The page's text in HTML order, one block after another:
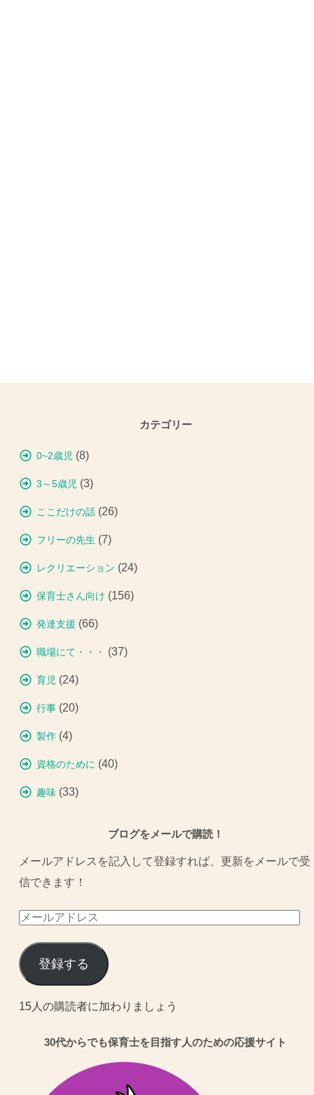
カテゴリー
0~2歳児 (8)
3～5歳児 (3)
ここだけの話 (26)
フリーの先生 (7)
レクリエーション (24)
保育士さん向け (156)
発達支援 (66)
職場にて・・・ (37)
育児 (24)
行事 (20)
製作 (4)
資格のために (40)
趣味 (33)
ブログをメールで購読！
メールアドレスを記入して登録すれば、更新をメールで受
信できます！
メ
ル
ア
ド
登録する
15人の購読者に加わりましょう
30代からでも保育士を目指す人のための応援サイト